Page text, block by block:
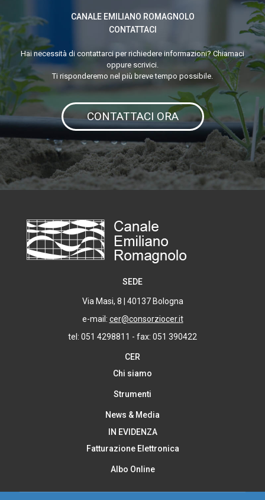
CANALE EMILIANO ROMAGNOLO
CONTATTACI
Hai necessità di contattarci per richiedere informazioni? Chiamaci
oppure scrivici.
Ti risponderemo nel più breve tempo possibile.
CONTATTACI ORA
SEDE
Via Masi, 8 | 40137 Bologna
e-mail: cer@consorziocer.it
tel: 051 4298811 - fax: 051 390422
CER
Chi siamo
Strumenti
News & Media
IN EVIDENZA
Fatturazione Elettronica
Albo Online